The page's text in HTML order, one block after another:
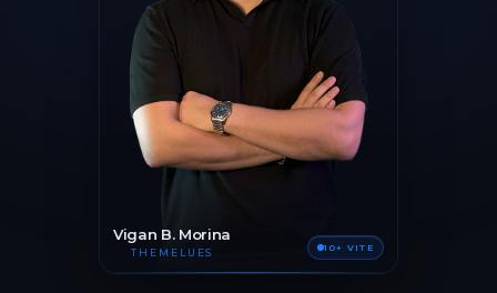
Vigan B. Morina
THEMELUES 10+ VITE